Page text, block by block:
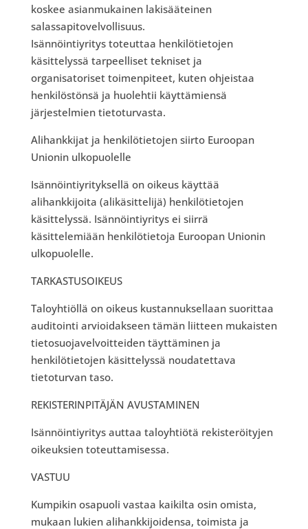
koskee asianmukainen lakisääteinen
salassapitovelvollisuus.
Isännöintiyritys toteuttaa henkilötietojen
käsittelyssä tarpeelliset tekniset ja
organisatoriset toimenpiteet, kuten ohjeistaa
henkilöstönsä ja huolehtii käyttämiensä
järjestelmien tietoturvasta.
Alihankkijat ja henkilötietojen siirto Euroopan
Unionin ulkopuolelle
Isännöintiyrityksellä on oikeus käyttää
alihankkijoita (alikäsittelijä) henkilötietojen
käsittelyssä. Isännöintiyritys ei siirrä
käsittelemiään henkilötietoja Euroopan Unionin
ulkopuolelle.
TARKASTUSOIKEUS
Taloyhtiöllä on oikeus kustannuksellaan suorittaa
auditointi arvioidakseen tämän liitteen mukaisten
tietosuojavelvoitteiden täyttäminen ja
henkilötietojen käsittelyssä noudatettava
tietoturvan taso.
REKISTERINPITÄJÄN AVUSTAMINEN
Isännöintiyritys auttaa taloyhtiötä rekisteröityjen
oikeuksien toteuttamisessa.
VASTUU
Kumpikin osapuoli vastaa kaikilta osin omista,
mukaan lukien alihankkijoidensa, toimista ja